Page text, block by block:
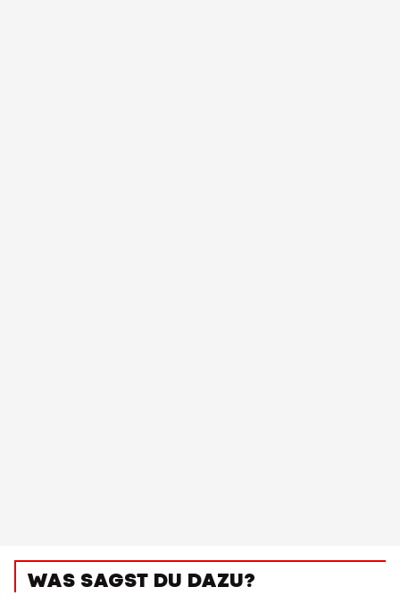
WAS SAGST DU DAZU?